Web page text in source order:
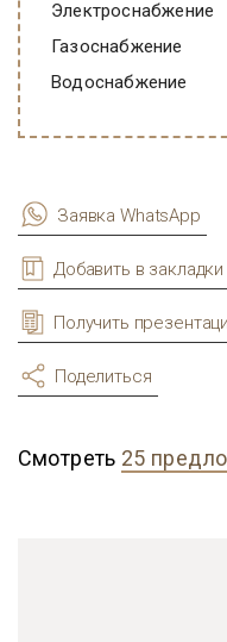
Электроснабжение
Газоснабжение
Водоснабжение
Заявка WhatsApp
Добавить в закладки
Получить
Поделиться
Смотреть 25